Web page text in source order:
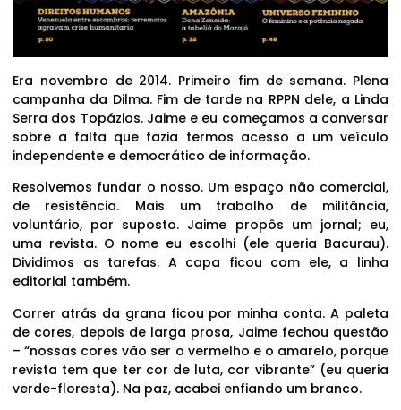
Era novembro de 2014. Primeiro fim de semana. Plena
campanha da Dilma. Fim de tarde na RPPN dele, a Linda
Serra dos Topázios. Jaime e eu começamos a conversar
sobre a falta que fazia termos acesso a um veículo
independente e democrático de informação.
Resolvemos fundar o nosso. Um espaço não comercial,
de resistência. Mais um trabalho de militância,
voluntário, por suposto. Jaime propôs um jornal; eu,
uma revista. O nome eu escolhi (ele queria Bacurau).
Dividimos as tarefas. A capa ficou com ele, a linha
editorial também.
Correr atrás da grana ficou por minha conta. A paleta
de cores, depois de larga prosa, Jaime fechou questão
– “nossas cores vão ser o vermelho e o amarelo, porque
revista tem que ter cor de luta, cor vibrante” (eu queria
verde-floresta). Na paz, acabei enfiando um branco.